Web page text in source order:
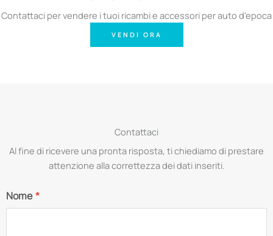
Contattaci per vendere i tuoi ricambi e accessori per auto d'epoca
VENDI ORA
Contattaci
Al fine di ricevere una pronta risposta, ti chiediamo di prestare
attenzione alla correttezza dei dati inseriti.
Nome*